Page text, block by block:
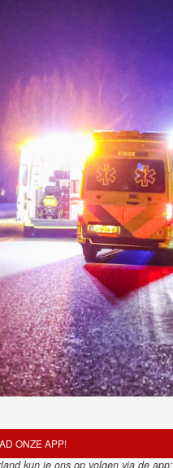
ONZE APP!
kun je ons op volgen via de app: